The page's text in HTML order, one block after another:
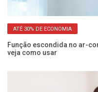
ATÉ 30% DE ECONOMIA
Função escondida no ar-
veja como usar